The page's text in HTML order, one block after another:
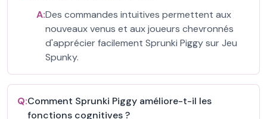
A:Des commandes intuitives permettent aux
nouveaux venus et aux joueurs chevronnés
d'apprécier facilement Sprunki Piggy sur Jeu
Spunky.
Q:Comment Sprunki Piggy améliore-t-il les
fonctions cognitives ?